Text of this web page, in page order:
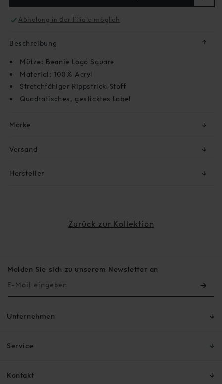
Abholung in der Filiale möglich
Beschreibung ↓
Mütze: Beanie Logo Square
Material: 100% Acryl
Stretchfähiger Rippstrick-Stoff
Quadratisches, gesticktes Label
Marke ↓
Versand ↓
Hersteller ↓
Zurück zur Kollektion
Unternehmen
Service
Kontakt
Melden Sie sich zu unserem Newsletter an
E-Mail eingeben